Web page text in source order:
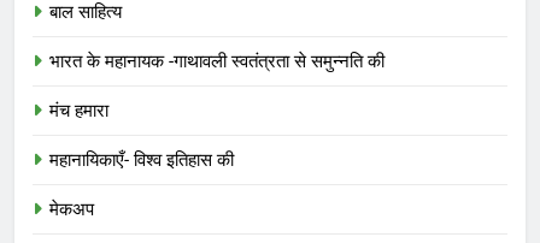
बाल साहित्य
भारत के महानायक -गाथावली स्वतंत्रता से समुन्नति की
मंच हमारा
महानायिकाएँ- विश्व इतिहास की
मेकअप